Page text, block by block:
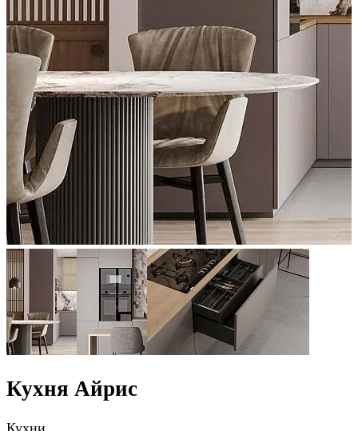
Кухня Айрис
Кухни